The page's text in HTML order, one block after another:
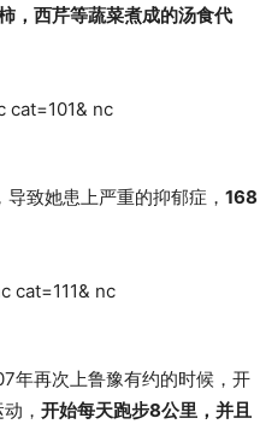
，西芹等蔬菜煮成的汤食代
致她患上严重的抑郁症， 168
年再次上鲁豫有约的时候，开
， 开始每天跑步8公里，并且